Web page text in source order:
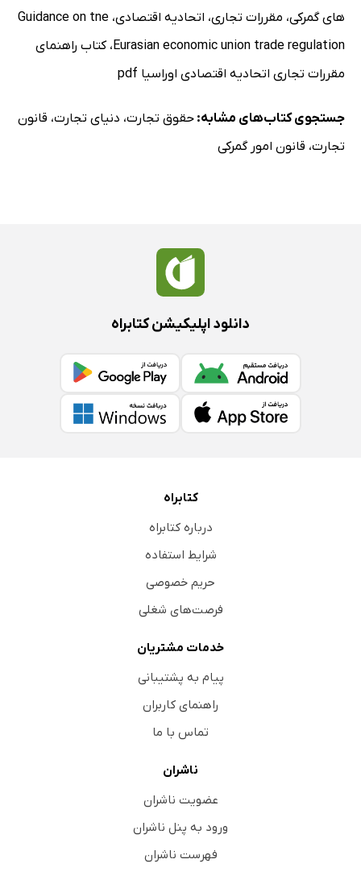
های گمرکی، مقررات تجاری، اتحادیه اقتصادی، Guidance on tne
Eurasian economic union trade regulation،کتاب راهنمای
مقررات تجاری اتحادیه اقتصادی اوراسیا pdf
جستجوی کتاب‌های مشابه: حقوق تجارت، دنیای تجارت، قانون
تجارت، قانون امور گمرکی
دانلود اپلیکیشن کتابراه
کتابراه
درباره کتابراه
شرایط استفاده
حریم خصوصی
فرصت‌های شغلی
خدمات مشتریان
پیام به پشتیبانی
راهنمای کاربران
تماس با ما
ناشران
عضویت ناشران
ورود به پنل ناشران
فهرست ناشران